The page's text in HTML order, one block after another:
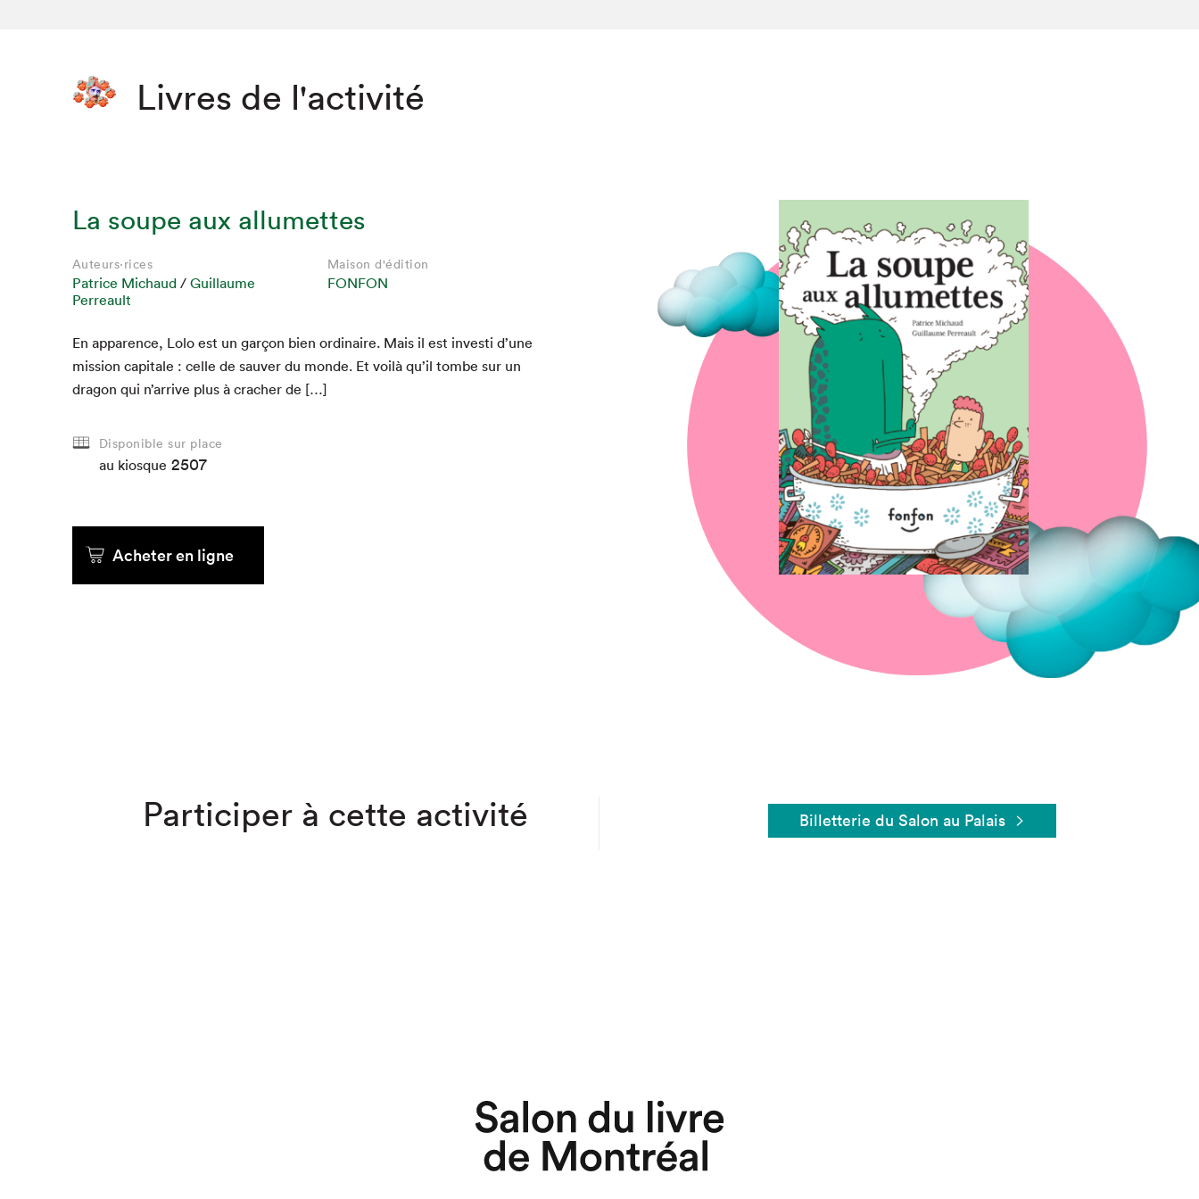
Livres de l'activité
La soupe aux allumettes
Auteurs·rices
Patrice Michaud/ Guillaume
Perreault
Maison d'édition
FONFON
En apparence, Lolo est un garçon bien ordi­naire. Mais il est investi d’une
mis­sion cap­i­tale : celle de sauver du monde. Et voilà qu’il tombe sur un
drag­on qui n’arrive plus à cracher de […]
Disponible sur place
au kiosque 2507
Acheter en ligne
Participer à cette activité Billetterie du Salon au Palais